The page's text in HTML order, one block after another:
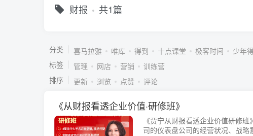
财报 共1篇
分类 喜马拉雅 唯库 得到 十点课堂 极客时间 少年
标签
管理 网店 营销
训练营
排序
更新 浏览 点赞 评论
《从财报看透企业价值·研修班》
《贾宁从财报看透企业价值研修
司的仪表盘公司的经营状况、战略